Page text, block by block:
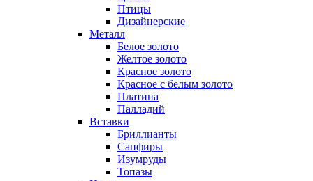
Птицы
Дизайнерские
Металл
Белое золото
Желтое золото
Красное золото
Красное с белым золото
Платина
Палладий
Вставки
Бриллианты
Сапфиры
Изумруды
Топазы